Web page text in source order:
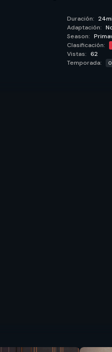
Duración:
Adaptación:
Season:
Clasificación:
Vistas: 62
Temporada: